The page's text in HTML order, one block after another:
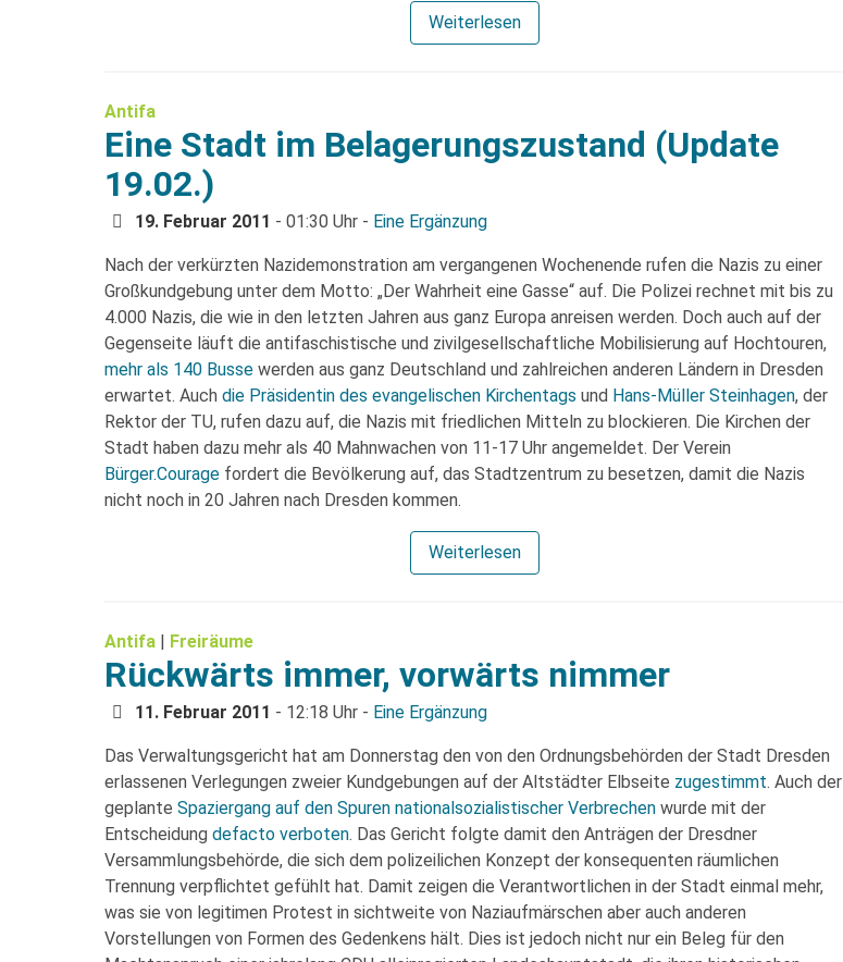
Weiterlesen
Antifa
Eine Stadt im Belagerungszustand (Update
19.02.)
19. Februar 2011 - 01:30 Uhr - Eine Ergänzung
Nach der verkürzten Nazidemonstration am vergangenen Wochenende rufen die Nazis zu einer
Großkundgebung unter dem Motto: „Der Wahrheit eine Gasse“ auf. Die Polizei rechnet mit bis zu
4.000 Nazis, die wie in den letzten Jahren aus ganz Europa anreisen werden. Doch auch auf der
Gegenseite läuft die antifaschistische und zivilgesellschaftliche Mobilisierung auf Hochtouren,
mehr als 140 Busse werden aus ganz Deutschland und zahlreichen anderen Ländern in Dresden
erwartet. Auch die Präsidentin des evangelischen Kirchentags und Hans-Müller Steinhagen, der
Rektor der TU, rufen dazu auf, die Nazis mit friedlichen Mitteln zu blockieren. Die Kirchen der
Stadt haben dazu mehr als 40 Mahnwachen von 11-17 Uhr angemeldet. Der Verein
Bürger.Courage fordert die Bevölkerung auf, das Stadtzentrum zu besetzen, damit die Nazis
nicht noch in 20 Jahren nach Dresden kommen.
Weiterlesen
Antifa | Freiräume
Rückwärts immer, vorwärts nimmer
11. Februar 2011 - 12:18 Uhr - Eine Ergänzung
Das Verwaltungsgericht hat am Donnerstag den von den Ordnungsbehörden der Stadt Dresden
erlassenen Verlegungen zweier Kundgebungen auf der Altstädter Elbseite zugestimmt. Auch der
geplante Spaziergang auf den Spuren nationalsozialistischer Verbrechen wurde mit der
Entscheidung defacto verboten. Das Gericht folgte damit den Anträgen der Dresdner
Versammlungsbehörde, die sich dem polizeilichen Konzept der konsequenten räumlichen
Trennung verpflichtet gefühlt hat. Damit zeigen die Verantwortlichen in der Stadt einmal mehr,
was sie von legitimen Protest in sichtweite von Naziaufmärschen aber auch anderen
Vorstellungen von Formen des Gedenkens hält. Dies ist jedoch nicht nur ein Beleg für den